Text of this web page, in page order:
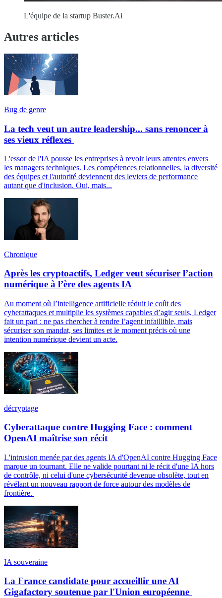
L'équipe de la startup Buster.Ai
Autres articles
Bug de genre
La tech veut un autre leadership... sans renoncer à
ses vieux réflexes
L'essor de l'IA pousse les entreprises à revoir leurs attentes envers
les managers techniques. Les compétences relationnelles, la diversité
des équipes et l'autorité deviennent des leviers de performance
autant que d'inclusion. Oui, mais...
Chronique
Après les cryptoactifs, Ledger veut sécuriser l’action
numérique à l’ère des agents IA
Au moment où l’intelligence artificielle réduit le coût des
cyberattaques et multiplie les systèmes capables d’agir seuls, Ledger
fait un pari : ne pas chercher à rendre l’agent infaillible, mais
sécuriser son mandat, ses limites et le moment précis où une
intention numérique devient un acte.
décryptage
Cyberattaque contre Hugging Face : comment
OpenAI maîtrise son récit
L'intrusion menée par des agents IA d'OpenAI contre Hugging Face
marque un tournant. Elle ne valide pourtant ni le récit d'une IA hors
de contrôle, ni celui d'une cybersécurité devenue obsolète, tout en
révélant un nouveau rapport de force autour des modèles de
frontière.
IA souveraine
La France candidate pour accueillir une AI
Gigafactory soutenue par l'Union européenne